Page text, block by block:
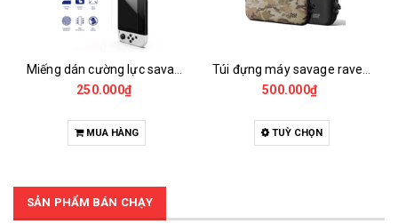
250.000₫
MUA HÀNG
500.000₫
TUỲ CHỌN
SẢN PHẨM BÁN CHẠY